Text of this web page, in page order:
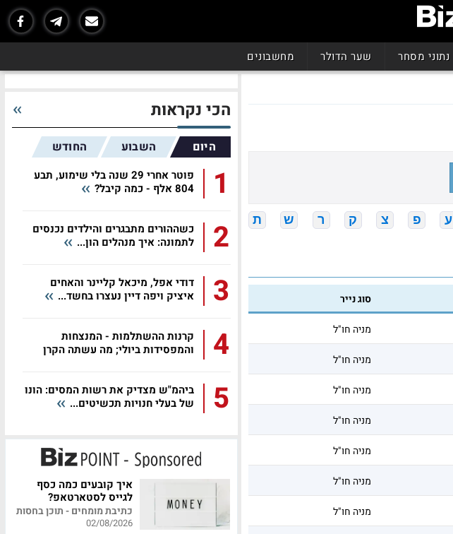
נתוני מסחר שער הדולר מחשבונים
ע פ צ ק ר ש ת
סוג נייר
מניה חו"ל
מניה חו"ל
מניה חו"ל
מניה חו"ל
מניה חו"ל
מניה חו"ל
מניה חו"ל
הכי נקראות
היום השבוע החודש
1
פוטר אחרי 29 שנה בלי שימוע, תבע
804 אלף - כמה קיבל?
2
כשההורים מתבגרים והילדים נכנסים
לתמונה: איך מנהלים הון...
3
דודי אפל, מיכאל קליינר והאחים
איציק ויפה דיין נעצרו בחשד...
4
קרנות ההשתלמות - המנצחות
והמפסידות ביולי; מה עשתה הקרן
5
ביהמ"ש מצדיק את רשות המסים: הונו
של בעלי חנויות תכשיטים...
איך קובעים כמה כסף
לגייס לסטארטאפ?
כתיבת מומחים - תוכן בחסות
02/08/2026